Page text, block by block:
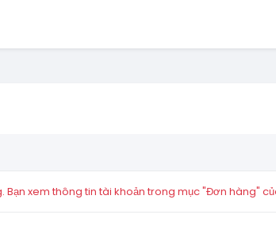
xem thông tin tài khoản trong mục "Đơn hàng"